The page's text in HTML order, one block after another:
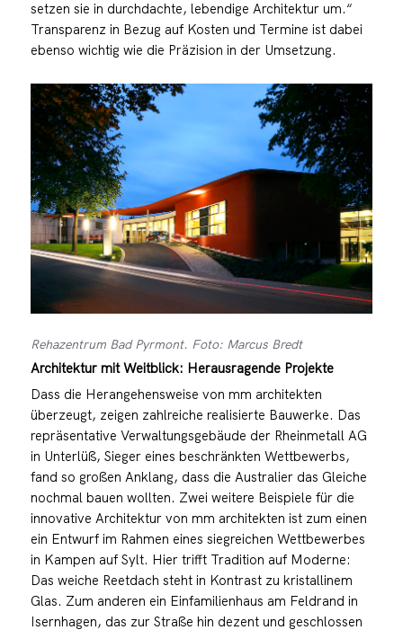
setzen sie in durchdachte, lebendige Architektur um.“
Transparenz in Bezug auf Kosten und Termine ist dabei
ebenso wichtig wie die Präzision in der Umsetzung.
Rehazentrum Bad Pyrmont. Foto: Marcus Bredt
Architektur mit Weitblick: Herausragende Projekte
Dass die Herangehensweise von mm architekten
überzeugt, zeigen zahlreiche realisierte Bauwerke. Das
repräsentative Verwaltungsgebäude der Rheinmetall AG
in Unterlüß, Sieger eines beschränkten Wettbewerbs,
fand so großen Anklang, dass die Australier das Gleiche
nochmal bauen wollten. Zwei weitere Beispiele für die
innovative Architektur von mm architekten ist zum einen
ein Entwurf im Rahmen eines siegreichen Wettbewerbes
in Kampen auf Sylt. Hier trifft Tradition auf Moderne:
Das weiche Reetdach steht in Kontrast zu kristallinem
Glas. Zum anderen ein Einfamilienhaus am Feldrand in
Isernhagen, das zur Straße hin dezent und geschlossen